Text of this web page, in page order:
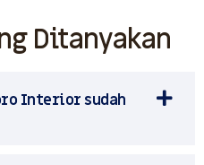
Ditanyakan
Interior sudah